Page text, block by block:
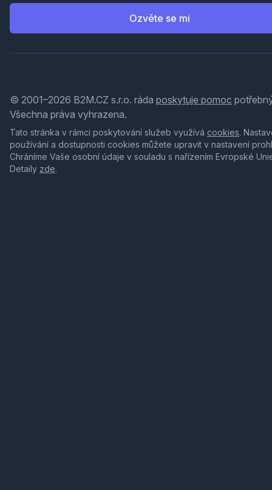
Ozvěte se mi
© 2001–2026 B2M.CZ s.r.o. ráda poskytuje pomoc
Všechna práva vyhrazena.
Tato stránka v rámci poskytování služeb využívá cookies.
používání a dostupnosti cookies můžete upravit v nastavení
Chráníme Vaše osobní údaje v souladu s nařízením Evropské
Detaily zde.